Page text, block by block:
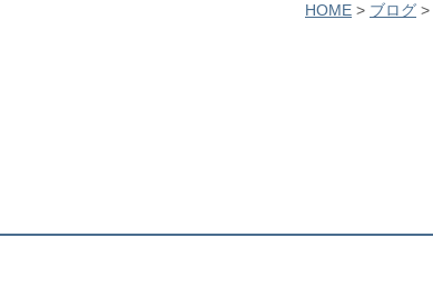
HOME > ブログ >